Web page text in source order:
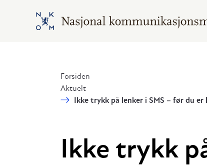
Hopp til hovedinnhold
Gå til hovedsiden
Forsiden
Aktuelt
Ikke trykk på lenker i SMS – før du er
Ikke trykk